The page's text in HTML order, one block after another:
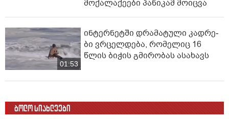
მოქალაქეები პანიკამ მოიცვა
01:53
ინ­ტერ­ნეტ­ში დრა­მა­ტუ­ლი კად­რე­
ბი ვრცელდება, რომელიც 16
წლის ბიჭის გმირობას ასახავს
ბოლო სიახლეები